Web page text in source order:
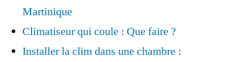
Martinique
Climatiseur qui coule : Que faire ?
Installer la clim dans une chambre :